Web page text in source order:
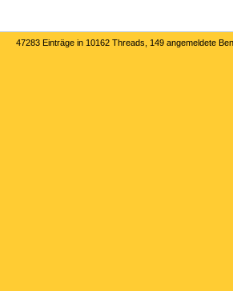
47283 Einträge in 10162 Threads, 149 angemeldete